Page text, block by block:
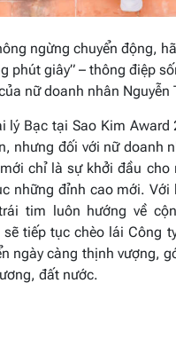
ngừng chuyển động,
phút giây” – thông điệp
nữ doanh nhân Nguyễn
lý Bạc tại Sao Kim Award
nhưng đối với nữ doanh
chỉ là sự khởi đầu cho
những đỉnh cao mới. Với
tim luôn hướng về
tiếp tục chèo lái Công
ngày càng thịnh vượng,
đất nước.